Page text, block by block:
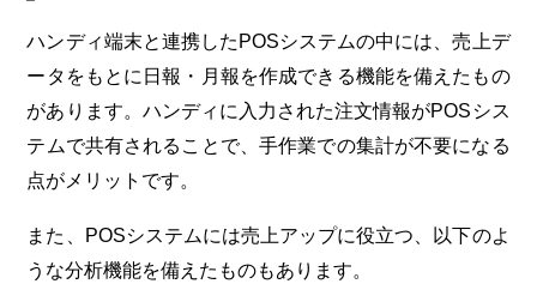
ハンディ端末と連携したPOSシステムの中には、売上デ
ータをもとに日報・月報を作成できる機能を備えたもの
があります。ハンディに入力された注文情報がPOSシス
テムで共有されることで、手作業での集計が不要になる
点がメリットです。
また、POSシステムには売上アップに役立つ、以下のよ
うな分析機能を備えたものもあります。